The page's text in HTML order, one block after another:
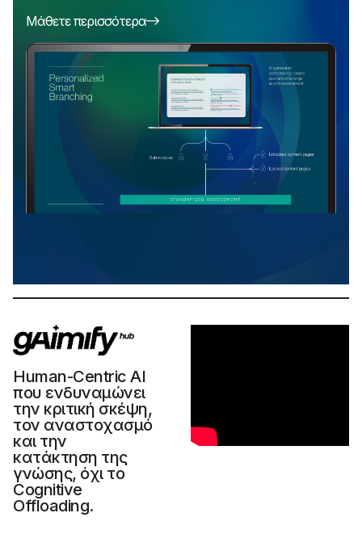
Μάθετε περισσότερα
Human-Centric AI
που ενδυναμώνει
την κριτική σκέψη,
τον αναστοχασμό
και την
κατάκτηση της
γνώσης, όχι τo
Cognitive
Offloading.